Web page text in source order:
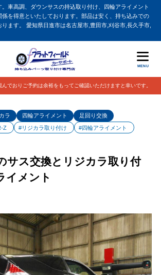
車高調、ダウンサスの持込取り付け、四輪アライメント
を得意といたしております。部品は安く、持ち込みでの
ます。 愛知県日進市は名古屋市,豊田市,刈谷市,長久手市,
MENU
でおりご予約は余裕をもってご確認いただけますと幸いです。
ラ 四輪アライメント
足回り交換
Z #リジカラ取り付け
#四輪アライメント
サス交換とリジカラ取り付
メント